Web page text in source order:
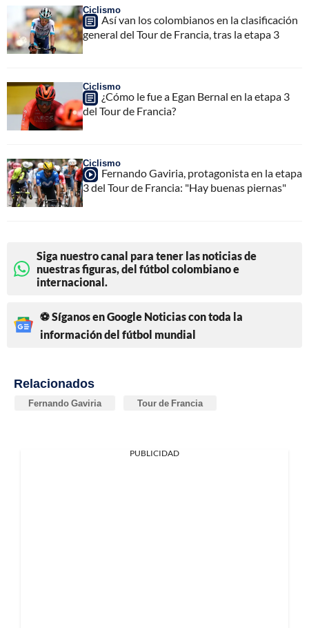
Ciclismo
Así van los colombianos en la clasificación
general del Tour de Francia, tras la etapa 3
Ciclismo
¿Cómo le fue a Egan Bernal en la etapa 3
del Tour de Francia?
Ciclismo
Fernando Gaviria, protagonista en la etapa
3 del Tour de Francia: "Hay buenas piernas"
Siga nuestro canal para tener las noticias de
nuestras figuras, del fútbol colombiano e
internacional.
⚽ Síganos en Google Noticias con toda la
información del fútbol mundial
Relacionados
Fernando Gaviria Tour de Francia
PUBLICIDAD